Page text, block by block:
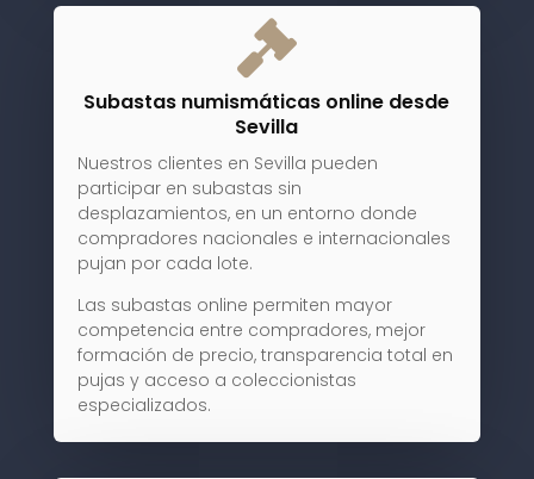

Subastas numismáticas online desde
Sevilla
Nuestros clientes en Sevilla pueden
participar en subastas sin
desplazamientos, en un entorno donde
compradores nacionales e internacionales
pujan por cada lote.
Las subastas online permiten mayor
competencia entre compradores, mejor
formación de precio, transparencia total en
pujas y acceso a coleccionistas
especializados.